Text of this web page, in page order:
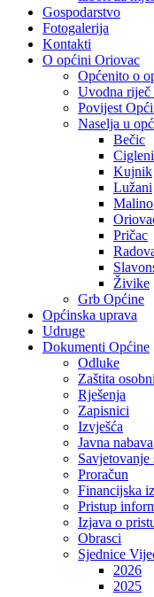
Gospodarstvo
Fotogalerija
Kontakti
O općini Oriovac
Općenito o
Uvodna riječ
Povijest
Naselja u
Bečic
Kujnik
Lužani
Malino
Pričac
Živike
Grb Općine
Općinska uprava
Udruge
Dokumenti Općine
Odluke
Zaštita
Rješenja
Zapisnici
Izvješća
Javna nabava
Savjetovanje
Proračun
Financijska
Pristup
Izjava o
Obrasci
Sjednice
2026
2025